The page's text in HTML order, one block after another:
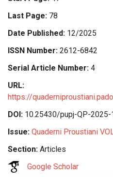
Last Page 78
Date Published 12/2025
ISSN Number 2612-6842
Serial Article Number 4
URL
https://
DOI 10.25430/pupj-QP-
Issue Quaderni Proustiani
Section Articles
Google Scholar